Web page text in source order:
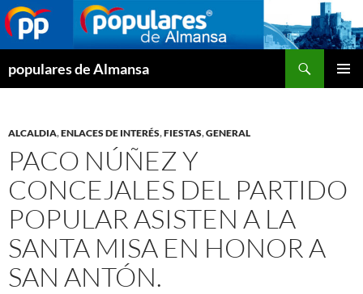
populares de Almansa
ALCALDIA,ENLACES DE INTERÉS,FIESTAS,GENERAL
PACO NÚÑEZ Y
CONCEJALES DEL PARTIDO
POPULAR ASISTEN A LA
SANTA MISA EN HONOR A
SAN ANTÓN.